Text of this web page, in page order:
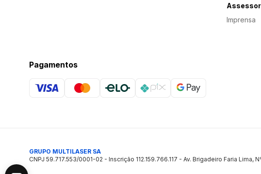
Imprensa
Pagamentos
GRUPO MULTILASER SA
CNPJ 59.717.553/0001-02 - Inscrição 112.159.766.117 - Av. Brigadeiro Faria Lima,